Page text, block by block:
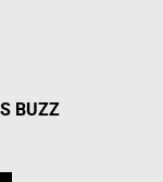
BUZZ